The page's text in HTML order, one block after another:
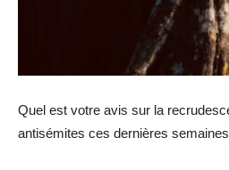
Quel est votre avis sur la
antisémites ces dernières